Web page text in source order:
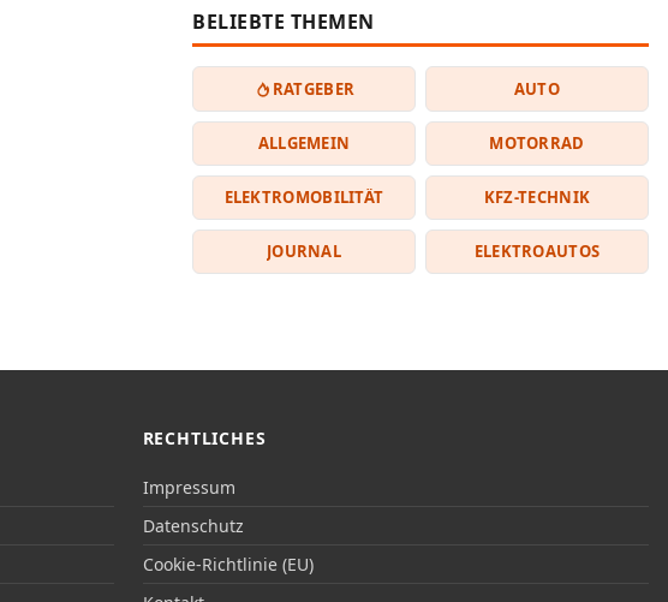
BELIEBTE THEMEN
RATGEBER AUTO
ALLGEMEIN MOTORRAD
ELEKTROMOBILITÄT KFZ-TECHNIK
JOURNAL ELEKTROAUTOS
RECHTLICHES
Impressum
Datenschutz
Cookie-Richtlinie (EU)